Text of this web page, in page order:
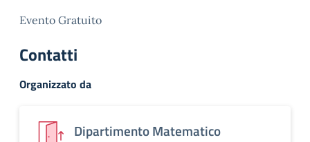
Evento Gratuito
Contatti
Organizzato da
Dipartimento Matematico